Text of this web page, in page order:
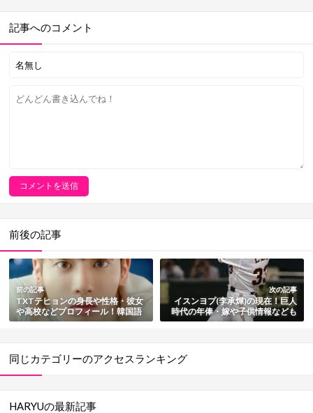
記事へのコメント
前後の記事
前の記事
TXTテヒョンの身長や性格・彼女
や高校などプロフィール！韓国語
表記も紹介
次の記事
イスンヨプ(李承燁)の現在！巨人
時代の年俸・嫁や子供情報なども
総まとめ
同じカテゴリーのアクセスランキング
HARYUの最新記事